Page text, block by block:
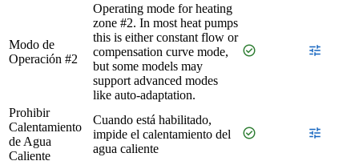
Modo de
Operación #2
Operating mode for heating
zone #2. In most heat pumps
this is either constant flow or
compensation curve mode,
but some models may
support advanced modes
like auto-adaptation.
check_circle tune
Prohibir
Calentamiento
de Agua
Caliente
Cuando está habilitado,
impide el calentamiento del
agua caliente
check_circle tune